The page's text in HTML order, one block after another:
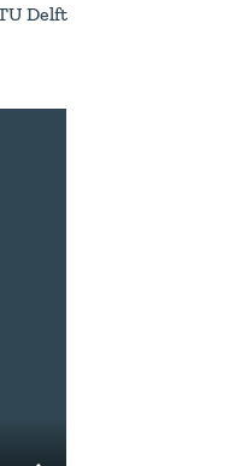
Delft